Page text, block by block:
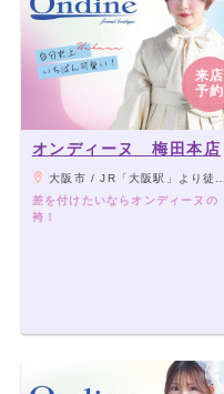
来店
予約
オンディーヌ 梅田本店
大阪市 / JR「大阪駅」より徒歩5分、各線「梅田駅」直結
差を付けたいならオンディーヌの
袴！